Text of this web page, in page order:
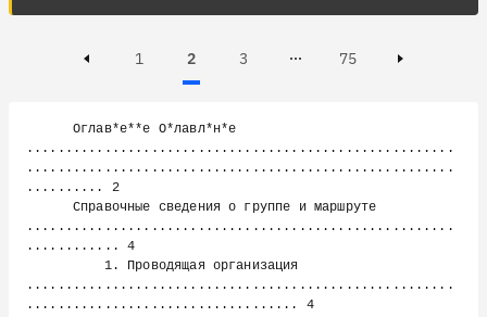
Page
1 Page
2 Active, Page
3 Page
75
.......................................................
.......................................................
.......... 2
.......................................................
............ 4
.......................................................
................................... 4